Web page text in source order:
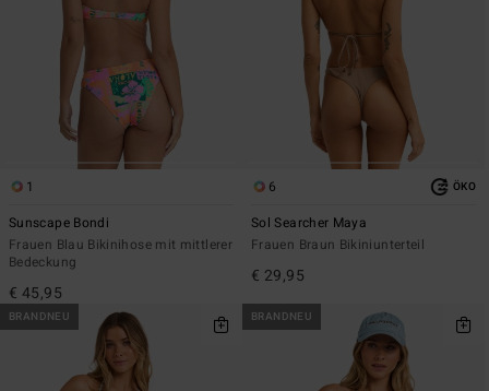
1
Sunscape Bondi
Frauen Blau Bikinihose mit mittlerer
Bedeckung
€ 45,95
6 ÖKO
Sol Searcher Maya
Frauen Braun Bikiniunterteil
€ 29,95
BRANDNEU BRANDNEU